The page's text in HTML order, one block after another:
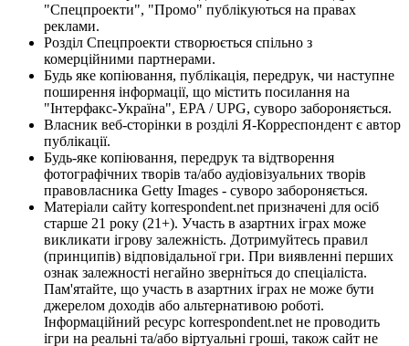
"Спецпроекти", "Промо" публікуються на правах
реклами.
Розділ Спецпроекти створюється спільно з
комерційними партнерами.
Будь яке копіювання, публікація, передрук, чи наступне
поширення інформації, що містить посилання на
"Інтерфакс-Україна", EPA / UPG, суворо забороняється.
Власник веб-сторінки в розділі Я-Корреспондент є автор
публікації.
Будь-яке копіювання, передрук та відтворення
фотографічних творів та/або аудіовізуальних творів
правовласника Getty Images - суворо забороняється.
Матеріали сайту korrespondent.net призначені для осіб
старше 21 року (21+). Участь в азартних іграх може
викликати ігрову залежність. Дотримуйтесь правил
(принципів) відповідальної гри. При виявленні перших
ознак залежності негайно зверніться до спеціаліста.
Пам'ятайте, що участь в азартних іграх не може бути
джерелом доходів або альтернативою роботі.
Інформаційний ресурс korrespondent.net не проводить
ігри на реальні та/або віртуальні гроші, також сайт не